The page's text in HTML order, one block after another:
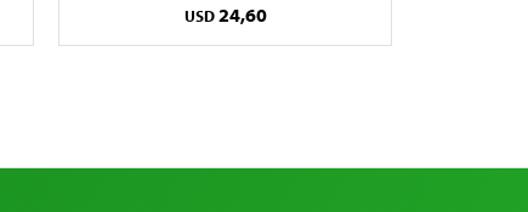
USD 24,60